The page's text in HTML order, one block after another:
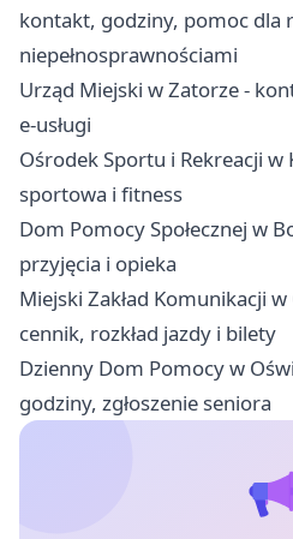
kontakt, godziny, pomoc dla
niepełnosprawnościami
Urząd Miejski w Zatorze -
e-usługi
Ośrodek Sportu i Rekreacji w
sportowa i fitness
Dom Pomocy Społecznej w
przyjęcia i opieka
Miejski Zakład Komunikacji
cennik, rozkład jazdy i bilety
Dzienny Dom Pomocy w
godziny, zgłoszenie seniora